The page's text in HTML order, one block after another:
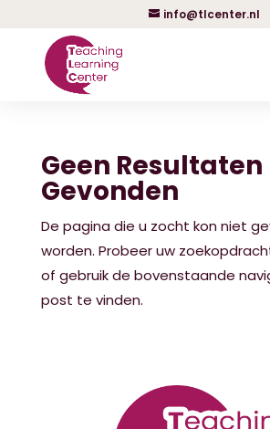
info@tlcenter.nl
Geen Resultaten
Gevonden
De pagina die u zocht kon niet
worden. Probeer uw
of gebruik de bovenstaande
post te vinden.